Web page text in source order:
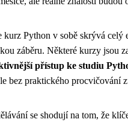
Python v sobě skrývá celý
záběru. Některé kurzy jsou
přístup ke studiu
bez praktického procvičování
se shodují na tom, že